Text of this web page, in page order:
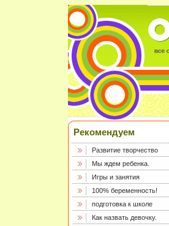
Рекомендуем
Развитие творчество
Мы ждем ребенка.
Игры и занятия
100% беременность!
подготовка к школе
Как назвать девочку.